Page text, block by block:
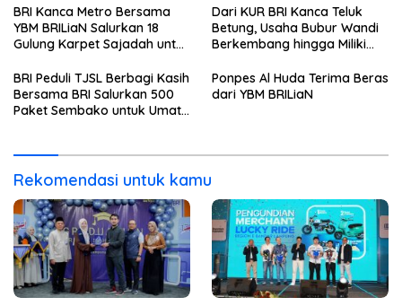
Profesional Berakhlak Mulia
Pemenang Merchant Lucky
Ride
BRI Kanca Metro Bersama
YBM BRILiaN Salurkan 18
Gulung Karpet Sajadah untuk
Dari KUR BRI Kanca Teluk
Betung, Usaha Bubur Wandi
Berkembang hingga Miliki
BRI Peduli TJSL Berbagi Kasih
Bersama BRI Salurkan 500
Paket Sembako untuk Umat
Ponpes Al Huda Terima Beras
dari YBM BRILiaN
Rekomendasi untuk kamu